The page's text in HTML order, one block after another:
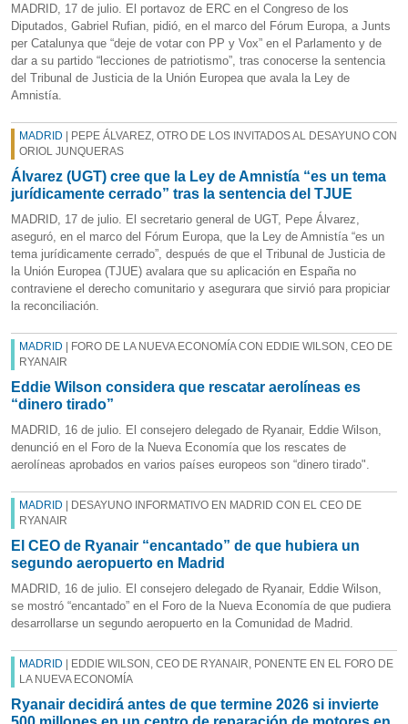
MADRID, 17 de julio. El portavoz de ERC en el Congreso de los
Diputados, Gabriel Rufian, pidió, en el marco del Fórum Europa, a Junts
per Catalunya que “deje de votar con PP y Vox” en el Parlamento y de
dar a su partido “lecciones de patriotismo”, tras conocerse la sentencia
del Tribunal de Justicia de la Unión Europea que avala la Ley de
Amnistía.
MADRID | PEPE ÁLVAREZ, OTRO DE LOS INVITADOS AL DESAYUNO CON
ORIOL JUNQUERAS
Álvarez (UGT) cree que la Ley de Amnistía “es un tema
jurídicamente cerrado” tras la sentencia del TJUE
MADRID, 17 de julio. El secretario general de UGT, Pepe Álvarez,
aseguró, en el marco del Fórum Europa, que la Ley de Amnistía “es un
tema jurídicamente cerrado”, después de que el Tribunal de Justicia de
la Unión Europea (TJUE) avalara que su aplicación en España no
contraviene el derecho comunitario y asegurara que sirvió para propiciar
la reconciliación.
MADRID | FORO DE LA NUEVA ECONOMÍA CON EDDIE WILSON, CEO DE
RYANAIR
Eddie Wilson considera que rescatar aerolíneas es
“dinero tirado”
MADRID, 16 de julio. El consejero delegado de Ryanair, Eddie Wilson,
denunció en el Foro de la Nueva Economía que los rescates de
aerolíneas aprobados en varios países europeos son “dinero tirado".
MADRID | DESAYUNO INFORMATIVO EN MADRID CON EL CEO DE
RYANAIR
El CEO de Ryanair “encantado” de que hubiera un
segundo aeropuerto en Madrid
MADRID, 16 de julio. El consejero delegado de Ryanair, Eddie Wilson,
se mostró “encantado” en el Foro de la Nueva Economía de que pudiera
desarrollarse un segundo aeropuerto en la Comunidad de Madrid.
MADRID | EDDIE WILSON, CEO DE RYANAIR, PONENTE EN EL FORO DE
LA NUEVA ECONOMÍA
Ryanair decidirá antes de que termine 2026 si invierte